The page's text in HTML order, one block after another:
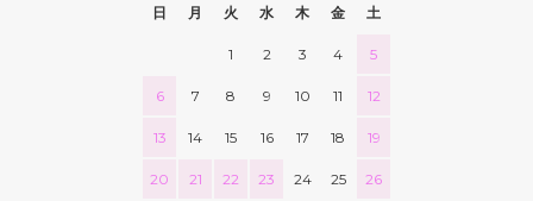
日 月 火 水 木 金 土
1 2 3 4 5
6 7 8 9 10 11 12
13 14 15 16 17 18 19
20 21 22 23 24 25 26